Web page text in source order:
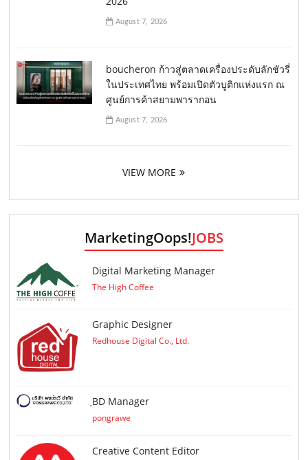
August 7, 2026
boucheron ก้าวสู่ตลาดเครื่องประดับลักชัวรี่
ในประเทศไทย พร้อมเปิดตัวบูติกแห่งแรก ณ
ศูนย์การค้าสยามพารากอน
August 7, 2026
VIEW MORE
MarketingOops!JOBS
Digital Marketing Manager
The High Coffee
Graphic Designer
Redhouse Digital Co., Ltd.
ฺBD Manager
pongrawe
Creative Content Editor